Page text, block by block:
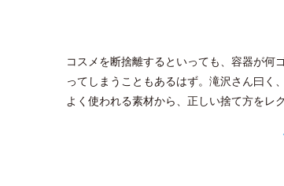
コスメを断捨離するといっても、容器が何
ってしまうこともあるはず。滝沢さん曰く
よく使われる素材から、正しい捨て方をレ